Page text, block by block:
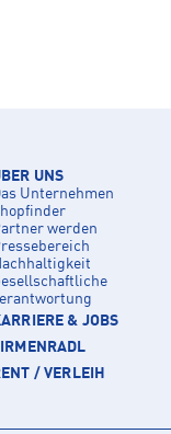
UNS
Unternehmen
werden
& JOBS
/ VERLEIH